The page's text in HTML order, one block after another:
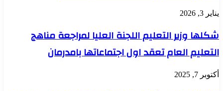
يناير 3, 2026
شكلها وزير التعليم اللجنة العليا لمراجعة مناهج
التعليم العام تعقد اول اجتماعاتها بامدرمان
أكتوبر 7, 2025